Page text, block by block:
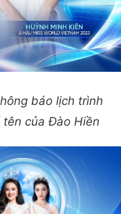
báo lịch trình
của Đào Hiền